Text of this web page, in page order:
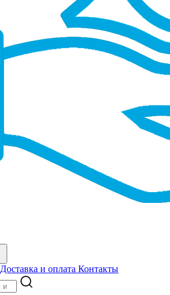
Доставка и оплата Контакты